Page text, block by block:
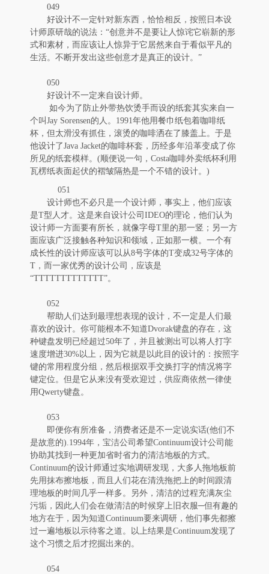
049
好设计不一定针对新东西，恰恰相反，按照日本设
计师原研哉的说法：“创意并不是要让人惊诧它崭新的形
式和素材，而应该让人惊异于它居然来自于看似平凡的
生活。不断开发出这些创意才是真正的设计。”
050
好设计不一定来自设计师。
如今为了防止外带热饮烫手而设的纸套其实来自一
个叫Jay Sorensen的人。1991年他用餐巾纸包着咖啡纸
杯，但太滑没有抓住，滚烫的咖啡洒在了膝盖上。于是
他设计了Java Jacket的咖啡杯套，历经多年沿革变成了你
所见的纸套模样。(顺便说一句，Costa咖啡外卖纸杯利用
瓦楞纸表面起伏的褶皱隔热是一个不错的设计。)
051
设计师也不必只是一个设计师，事实上，他们应该
是T型人才。这是来自设计公司IDEO的理论，他们认为
设计师一方面要有所长，就像字母T里的那一竖；另一方
面应该广泛接触各种知识和领域，正如那一横。一个有
成长性的设计师应该可以从8号字体的T变成32号字体的
T，而一家优秀的设计公司，应该是
“TTTTTTTTTTTTT”。
052
帮助人们达到最理想表现的设计，不一定是人们最
喜欢的设计。你可能根本不知道Dvorak键盘的存在，这
种键盘发明已经超过50年了，并且被测出可以将人打字
速度增进30%以上，因为它就是以此目的设计的：按照字
键的常用程度分组，然后根据双手交换打字的情况将字
键定位。但是它从来没有受欢迎过，供应商依然一律使
用Qwerty键盘。
053
即便你有所准备，消费者还是不一定说实话(他们不
是故意的).1994年，宝洁公司希望Continuum设计公司能
协助其找到一种更加省时省力的清洁地板的方式。
Continuum的设计师通过实地调研发现，大多人拖地板前
先用抹布擦地板，而且人们花在清洗拖把上的时间跟清
理地板的时间几乎一样多。另外，清洁的过程充满灰尘
污垢，因此人们会在做清洁的时候穿上旧衣服─但有趣的
地方在于，因为知道Continuum要来调研，他们事先都擦
过一遍地板以示待客之道。以上结果是Continuum发现了
这个习惯之后才挖掘出来的。
054